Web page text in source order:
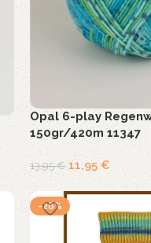
Opal 6-play
150gr/420m 11347
13,95€ 11,95€
-26%